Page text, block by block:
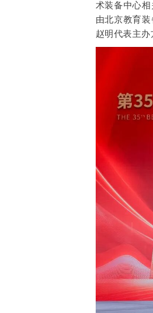
术装备中心
由北京教育
赵明代表主办